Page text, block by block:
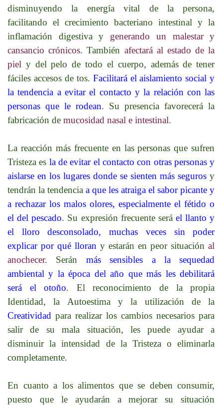
disminuyendo la energía vital de la persona,
facilitando el crecimiento bacteriano intestinal y la
inflamación digestiva y generando un malestar y
cansancio crónicos. También afectará al estado de la
piel y del pelo de todo el cuerpo, además de tener
fáciles accesos de tos. Facilitará el aislamiento social y
la tendencia a evitar el contacto y la relación con las
personas que le rodean. Su presencia favorecerá la
fabricación de mucosidad nasal e intestinal.
La reacción más frecuente en las personas que sufren
Tristeza es la de evitar el contacto con otras personas y
aislarse en los lugares donde se sienten más seguros y
tendrán la tendenciaa que les atraiga el sabor picante y
a rechazar los malos olores, especialmente el fétido o
el del pescado. Su expresión frecuente será el llanto y
el lloro desconsolado, muchas veces sin poder
explicar por qué llorany estarán en peor situaciónal
anochecer. Serán más sensibles a la sequedad
ambiental y la época del año que más les debilitará
será el otoño. El reconocimiento de la propia
Identidad, la Autoestima y la utilización de la
Creatividad para realizar los cambios necesarios para
salir de su mala situación, les puede ayudar a
disminuir la intensidad de la Tristeza o eliminarla
completamente.
En cuanto a los alimentos que se deben consumir,
puesto que le ayudarán a mejorar su situación